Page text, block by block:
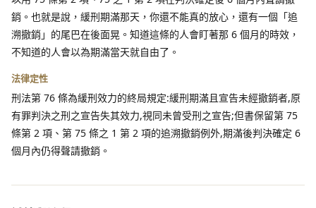
銷。也就是說，緩刑期滿那天，你還不能真的放心，還有一個「追
溯撤銷」的尾巴在後面晃。知道這條的人會盯著那 6 個月的時效，
不知道的人會以為期滿當天就自由了。
法律定性
刑法第 76 條為緩刑效力的終局規定:緩刑期滿且宣告未經撤銷者,原
有罪判決之刑之宣告失其效力,視同未曾受刑之宣告;但書保留第 75
條第 2 項、第 75 條之 1 第 2 項的追溯撤銷例外,期滿後判決確定 6
個月內仍得聲請撤銷。